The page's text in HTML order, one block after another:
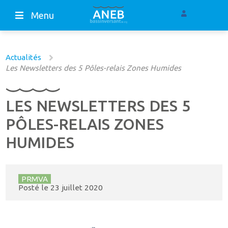
Menu
Actualités
Les Newsletters des 5 Pôles-relais Zones Humides
LES NEWSLETTERS DES 5
PÔLES-RELAIS ZONES
HUMIDES
PRMVA
Posté le 23 juillet 2020